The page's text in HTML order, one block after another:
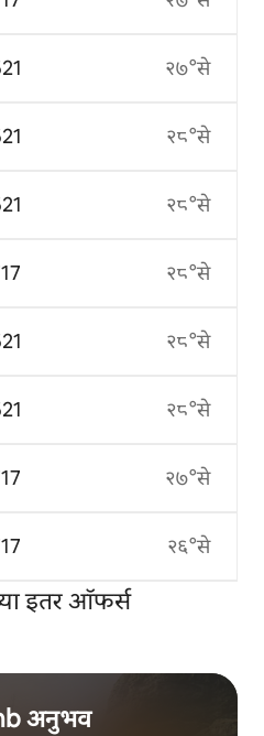
२७°से
२८°से
२८°से
२८°से
२८°से
२८°से
२७°से
२६°से
इतर ऑफर्स
अनुभव